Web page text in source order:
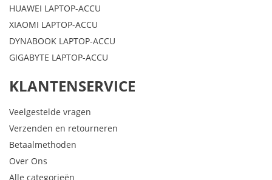
HUAWEI LAPTOP-ACCU
XIAOMI LAPTOP-ACCU
DYNABOOK LAPTOP-ACCU
GIGABYTE LAPTOP-ACCU
KLANTENSERVICE
Veelgestelde vragen
Verzenden en retourneren
Betaalmethoden
Over Ons
Alle categorieën